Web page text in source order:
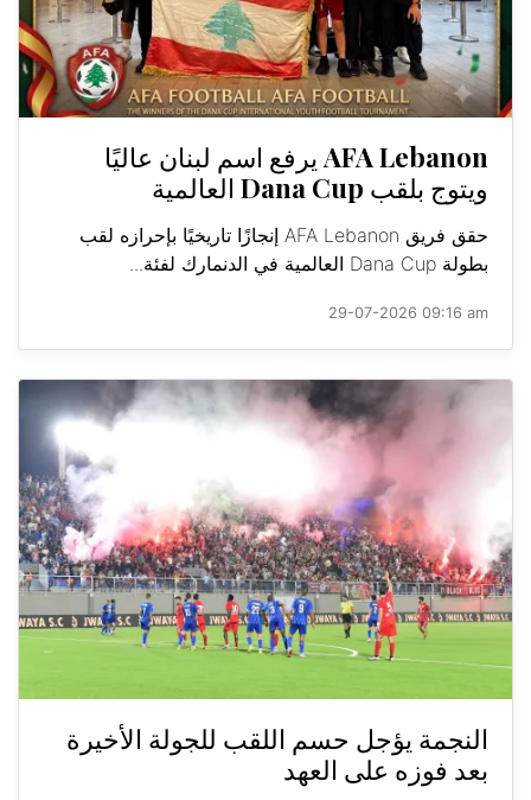
AFA Lebanon يرفع اسم لبنان عاليًا
ويتوج بلقب Dana Cup العالمية
حقق فريق AFA Lebanon إنجازًا تاريخيًا بإحرازه لقب
بطولة Dana Cup العالمية في الدنمارك لفئة...
29-07-2026 09:16 am
النجمة يؤجل حسم اللقب للجولة الأخيرة
بعد فوزه على العهد